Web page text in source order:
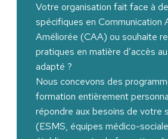
Votre organisation fait face à
spécifiques en Communication
Améliorée (CAA) ou souhaite
pratiques en matière d’accès
adapté ?
Nous concevons des
formation entièrement
répondre aux besoins de votre
(ESMS, équipes médico-